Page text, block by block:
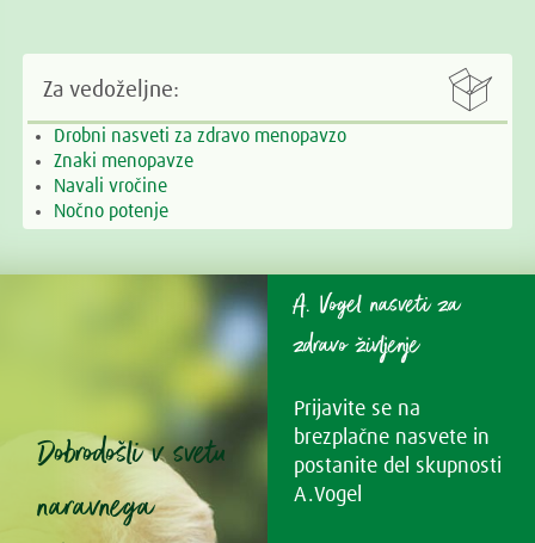

Za vedoželjne:
Drobni nasveti za zdravo menopavzo
Znaki menopavze
Navali vročine
Nočno potenje
Dobrodošli v svetu
naravnega
A. Vogel nasveti za
zdravo življenje
Prijavite se na
brezplačne nasvete in
postanite del skupnosti
A.Vogel